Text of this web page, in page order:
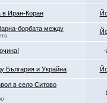
Иран-Коран
борбата между
-
България и Украйна
в село Ситово